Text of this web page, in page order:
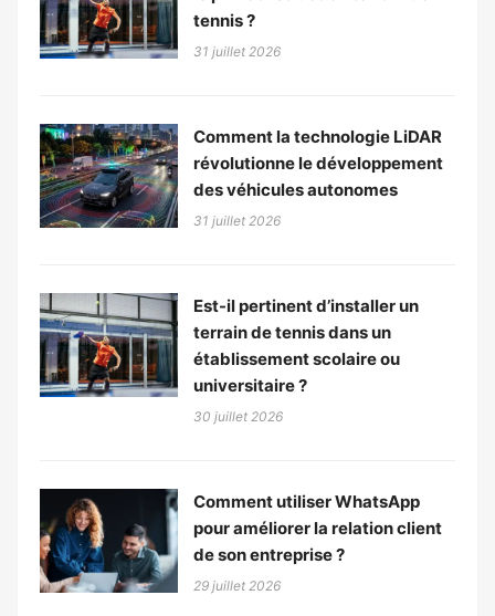
tennis ?
31 juillet 2026
Comment la technologie LiDAR
révolutionne le développement
des véhicules autonomes
31 juillet 2026
Est-il pertinent d’installer un
terrain de tennis dans un
établissement scolaire ou
universitaire ?
30 juillet 2026
Comment utiliser WhatsApp
pour améliorer la relation client
de son entreprise ?
29 juillet 2026